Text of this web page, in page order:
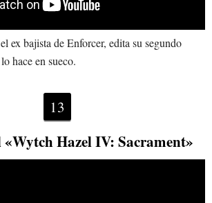
ex bajista de Enforcer, edita su segundo
hace en sueco.
13
Hazel IV: Sacrament»